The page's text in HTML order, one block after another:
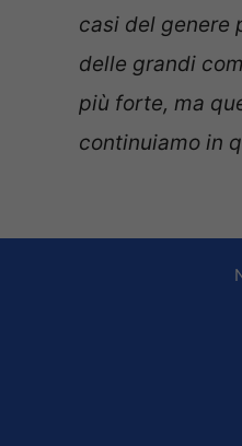
casi del genere
delle grandi
più forte, ma
continuiamo in